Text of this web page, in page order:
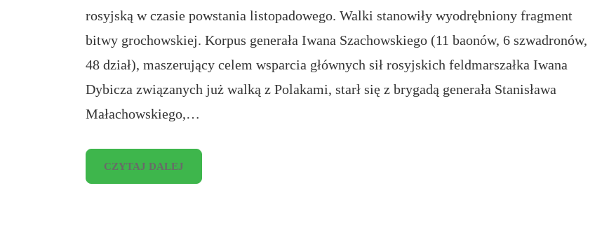
rosyjską w czasie powstania listopadowego. Walki stanowiły wyodrębniony fragment
bitwy grochowskiej. Korpus generała Iwana Szachowskiego (11 baonów, 6 szwadronów,
48 dział), maszerujący celem wsparcia głównych sił rosyjskich feldmarszałka Iwana
Dybicza związanych już walką z Polakami, starł się z brygadą generała Stanisława
Małachowskiego,…
CZYTAJ DALEJ